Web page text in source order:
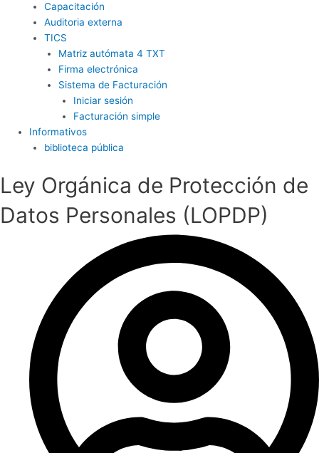
Capacitación
Auditoria externa
TICS
Matriz autómata 4 TXT
Firma electrónica
Sistema de Facturación
Iniciar sesión
Facturación simple
Informativos
biblioteca pública
Ley Orgánica de Protección de
Datos Personales (LOPDP)